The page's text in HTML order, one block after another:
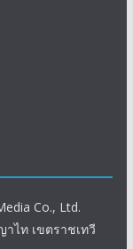
Co., Ltd.
ไท เขตราชเทวี